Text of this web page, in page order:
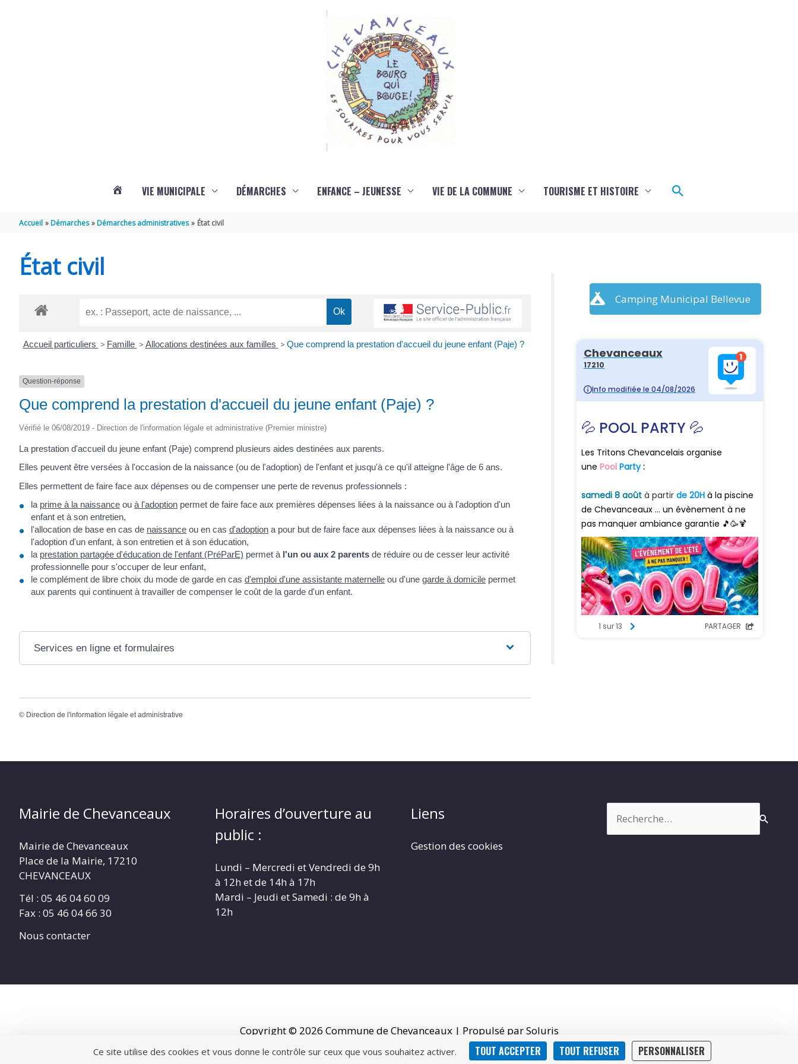
Ce site utilise des cookies et vous donne le contrôle sur ceux que vous souhaitez activer. TOUT ACCEPTER TOUT REFUSER PERSONNALISER
VIE MUNICIPALE DÉMARCHES ENFANCE – JEUNESSE VIE DE LA COMMUNE TOURISME ET HISTOIRE Rechercher
Accueil Démarches Démarches administratives État civil
État civil
Accueil particuliers > Famille > Allocations destinées aux familles > Que comprend la prestation d'accueil du jeune enfant (Paje) ?
Question-réponse
Que comprend la prestation d'accueil du jeune enfant (Paje) ?
Vérifié le 06/08/2019 - Direction de l'information légale et administrative (Premier ministre)
La prestation d'accueil du jeune enfant (Paje) comprend plusieurs aides destinées aux parents.
Elles peuvent être versées à l'occasion de la naissance (ou de l'adoption) de l'enfant et jusqu'à ce qu'il atteigne l'âge de 6 ans.
Elles permettent de faire face aux dépenses ou de compenser une perte de revenus professionnels :
la prime à la naissance ou à l'adoption permet de faire face aux premières dépenses liées à la naissance ou à l'adoption d'un
enfant et à son entretien,
l'allocation de base en cas de naissance ou en cas d'adoption a pour but de faire face aux dépenses liées à la naissance ou à
l'adoption d'un enfant, à son entretien et à son éducation,
la prestation partagée d'éducation de l'enfant (PréParE) permet à l'un ou aux 2 parents de réduire ou de cesser leur activité
professionnelle pour s'occuper de leur enfant,
le complément de libre choix du mode de garde en cas d'emploi d'une assistante maternelle ou d'une garde à domicile permet
aux parents qui continuent à travailler de compenser le coût de la garde d'un enfant.
Services en ligne et formulaires
© Direction de l'information légale et administrative
Camping Municipal Bellevue
Mairie de Chevanceaux
Mairie de Chevanceaux
Place de la Mairie, 17210
CHEVANCEAUX
Tél : 05 46 04 60 09
Fax : 05 46 04 66 30
Nous contacter
Horaires d’ouverture au
public :
Lundi – Mercredi et Vendredi de 9h
à 12h et de 14h à 17h
Mardi – Jeudi et Samedi : de 9h à
12h
Liens
Gestion des cookies
Copyright © 2026 Commune de Chevanceaux| Propulsé par Soluris